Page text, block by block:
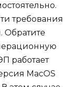
требования
Обратите
работает
MacOS